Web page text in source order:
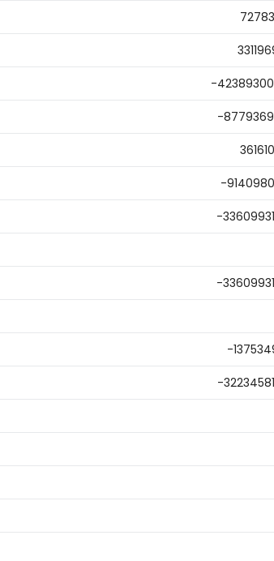
-
-
-
-
-
-
-